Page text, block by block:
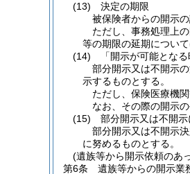
(13)
決定の期限
被保険者からの開示
ただし、事務処理上
等の期限の延期について
(14)
「開示が可能とな
部分開示又は不開示
示するものとする。
ただし、保険医療機
なお、その際の開示の
(15)
部分開示又は不開
部分開示又は不開示
に努めるものとする。
(遺族等から開示依頼のあ
第6条
遺族等からの開示業